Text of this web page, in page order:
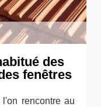
des
fenêtres
l'on rencontre au